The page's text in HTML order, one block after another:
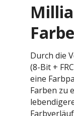
Durch die
(8-Bit +
eine
Farben zu